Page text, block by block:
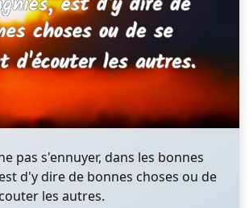
pas s'ennuyer, dans les bonnes
d'y dire de bonnes choses ou de
les autres.